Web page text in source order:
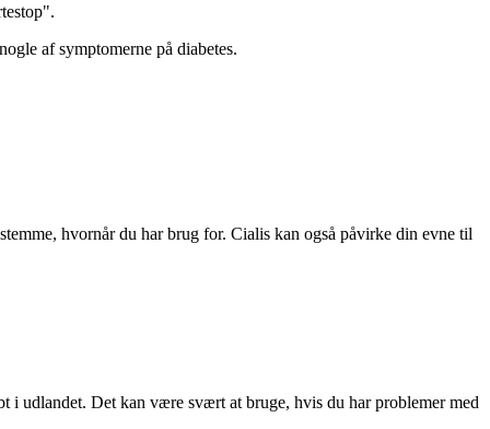
af symptomerne på diabetes.
hvornår du har brug for. Cialis kan også påvirke din evne til
udlandet. Det kan være svært at bruge, hvis du har problemer med